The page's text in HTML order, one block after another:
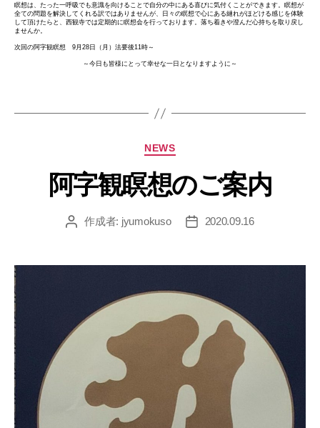
瞑想は、たった一呼吸でも意識を向けることで自分の中にある喜びに気付くことができます。瞑想が
全ての問題を解決してくれる訳ではありませんが、日々の瞑想で心にある縺れがほどける感じを体験
して頂けたらと、西観寺では定期的に瞑想会を行っております。落ち着きや澄んだ心持ちを取り戻し
ませんか。
次回の阿字観瞑想 9月28日（月）法要後11時～
～今日も皆様にとって幸せな一日となりますように～
テ
ゴ
ー
NEWS
阿字観瞑想のご案内
投 作成者: jyumokuso
投
2020.09.16